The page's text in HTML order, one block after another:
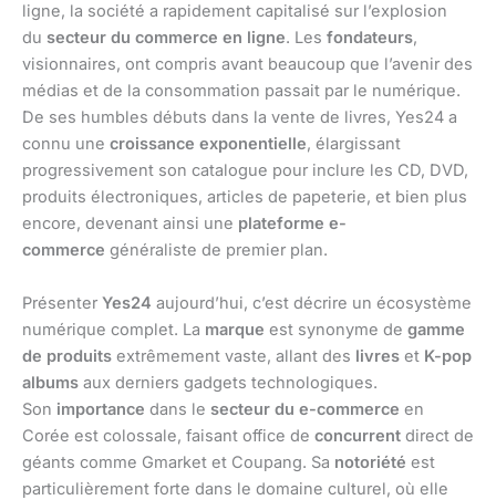
ligne, la société a rapidement capitalisé sur l’explosion
du secteur du commerce en ligne. Les fondateurs,
visionnaires, ont compris avant beaucoup que l’avenir des
médias et de la consommation passait par le numérique.
De ses humbles débuts dans la vente de livres, Yes24 a
connu une croissance exponentielle, élargissant
progressivement son catalogue pour inclure les CD, DVD,
produits électroniques, articles de papeterie, et bien plus
encore, devenant ainsi une plateforme e-
commerce généraliste de premier plan.
Présenter Yes24 aujourd’hui, c’est décrire un écosystème
numérique complet. La marque est synonyme de gamme
de produits extrêmement vaste, allant des livres et K-pop
albums aux derniers gadgets technologiques.
Son importance dans le secteur du e-commerce en
Corée est colossale, faisant office de concurrent direct de
géants comme Gmarket et Coupang. Sa notoriété est
particulièrement forte dans le domaine culturel, où elle